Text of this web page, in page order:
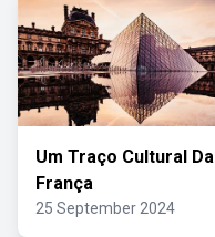
Um Traço Cultural Da
França
25 September 2024